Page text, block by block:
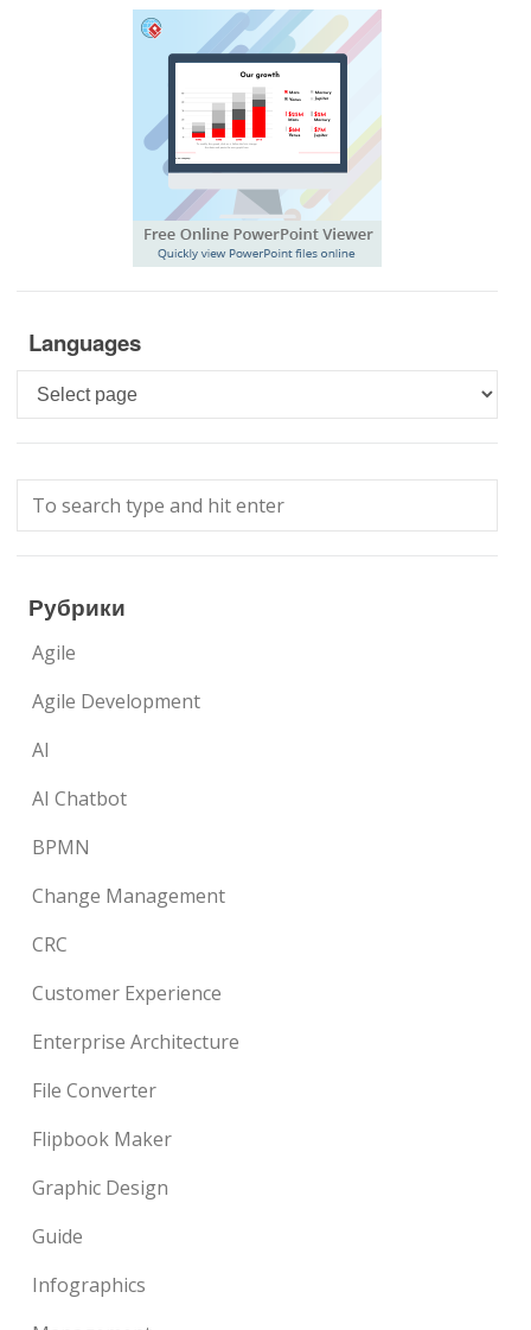
Languages
Languages
Рубрики
Agile
Agile Development
AI
AI Chatbot
BPMN
Change Management
CRC
Customer Experience
Enterprise Architecture
File Converter
Flipbook Maker
Graphic Design
Guide
Infographics